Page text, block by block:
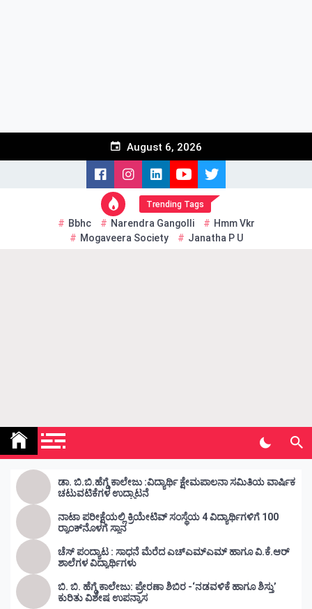
August 6, 2026
Trending Tags
Bbhc Narendra Gangolli
Hmm Vkr
Mogaveera Society
Janatha P U
Kunda Vahini – ಕುಂದ ವಾಹಿನಿ
ಡಾ. ಬಿ.ಬಿ.ಹೆಗ್ಡೆ ಕಾಲೇಜು :ವಿದ್ಯಾರ್ಥಿ ಕ್ಷೇಮಪಾಲನಾ ಸಮಿತಿಯ ವಾರ್ಷಿಕ
ಚಟುವಟಿಕೆಗಳ ಉದ್ಘಾಟನೆ
ನಾಟಾ ಪರೀಕ್ಷೆಯಲ್ಲಿ ಕ್ರಿಯೇಟಿವ್ ಸಂಸ್ಥೆಯ 4 ವಿದ್ಯಾರ್ಥಿಗಳಿಗೆ 100
ರ‍್ಯಾಂಕ್‌ನೊಳಗೆ ಸ್ಥಾನ
ಚೆಸ್ ಪಂದ್ಯಾಟ : ಸಾಧನೆ ಮೆರೆದ ಎಚ್ಎಮ್ಎಮ್ ಹಾಗೂ ವಿ.ಕೆ.ಆರ್
ಶಾಲೆಗಳ ವಿದ್ಯಾರ್ಥಿಗಳು
ಬಿ. ಬಿ. ಹೆಗ್ಡೆ ಕಾಲೇಜು: ಪ್ರೇರಣಾ ಶಿಬಿರ -‘ನಡವಳಿಕೆ ಹಾಗೂ ಶಿಸ್ತು’
ಕುರಿತು ವಿಶೇಷ ಉಪನ್ಯಾಸ